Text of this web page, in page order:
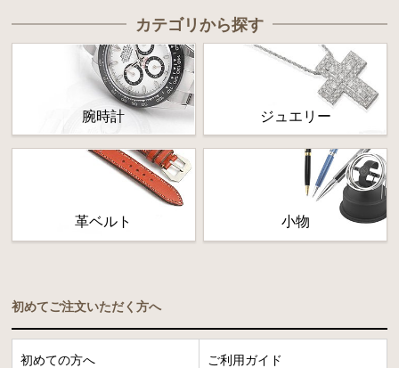
カテゴリから探す
腕時計 ジュエリー
革ベルト 小物
初めてご注文いただく方へ
初めての方へ ご利用ガイド